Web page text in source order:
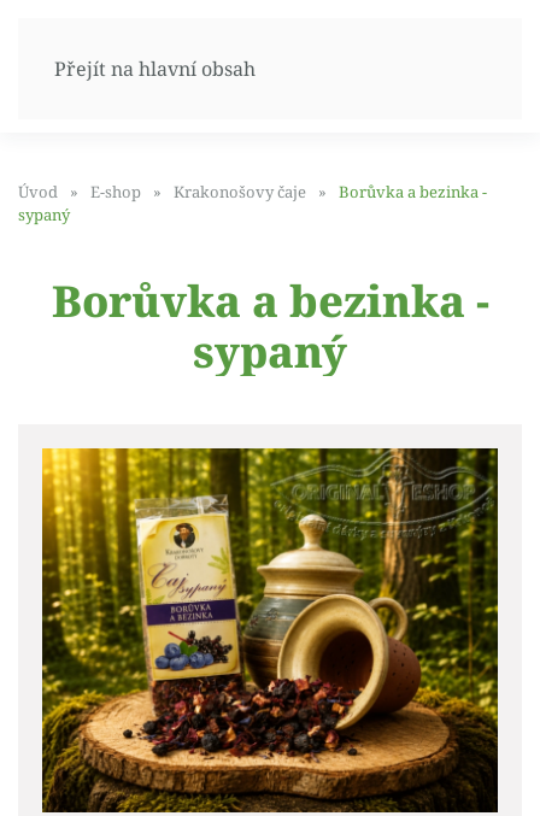
Přejít na hlavní obsah
Úvod E-shop Krakonošovy čaje
Borůvka a bezinka -
sypaný
Borůvka a bezinka -
sypaný